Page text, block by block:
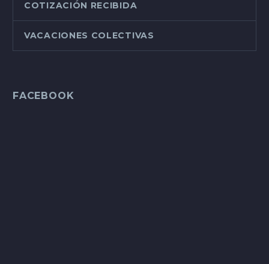
COTIZACIÓN RECIBIDA
VACACIONES COLECTIVAS
FACEBOOK